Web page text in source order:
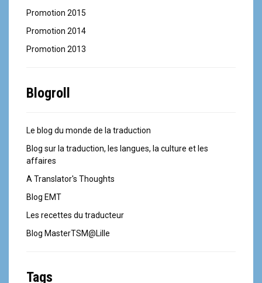
Promotion 2015
Promotion 2014
Promotion 2013
Blogroll
Le blog du monde de la traduction
Blog sur la traduction, les langues, la culture et les
affaires
A Translator's Thoughts
Blog EMT
Les recettes du traducteur
Blog MasterTSM@Lille
Tags